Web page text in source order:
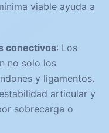
viable ayuda a
conectivos: Los
no solo los
y ligamentos.
articular y
sobrecarga o